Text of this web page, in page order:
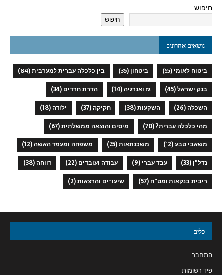
חיפוש
חיפוש
נושאים אחרונים
ביטוח לאומי (55) ביטחון (35) בין כלכלה עברית למערבית(84)
בנק ישראל(45) גז ואנרגיה(14) הדרת חרדים (34)
השכלה(26) השקעות(38) חקיקה(37) ילודה(18)
מהי כלכלה עברית?(70) מיסים והוצאה ממשלתית(67)
משאבי טבע(12) משכנתאות(25) משפחה ומעמד האשה(12)
נדל"ן (33) עבד עברי (9) עבודה ועובדים (22) רווחה(38)
ריבית בנקאות ומט"ח (57) שיעורים והרצאות(2)
כלים
התחבר
פיד רשומות